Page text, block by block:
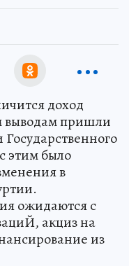
доход
выводам пришли
этим было
в
ожидаются с
акциз на
из